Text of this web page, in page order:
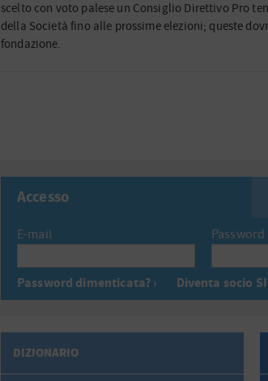
scelto con voto palese un Consiglio Direttivo Pro
della Società fino alle prossime elezioni; queste
fondazione.
Accesso
E-mail Password
Password dimenticata? › Diventa socio
DIZIONARIO